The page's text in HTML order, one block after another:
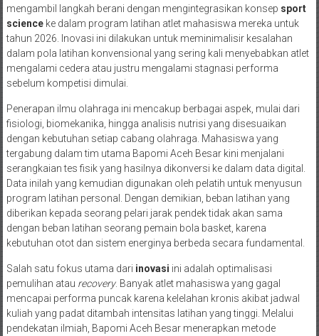
mengambil langkah berani dengan mengintegrasikan konsep sport
scienceke dalam program latihan atlet mahasiswa mereka untuk
tahun 2026. Inovasi ini dilakukan untuk meminimalisir kesalahan
dalam pola latihan konvensional yang sering kali menyebabkan atlet
mengalami cedera atau justru mengalami stagnasi performa
sebelum kompetisi dimulai.
Penerapan ilmu olahraga ini mencakup berbagai aspek, mulai dari
fisiologi, biomekanika, hingga analisis nutrisi yang disesuaikan
dengan kebutuhan setiap cabang olahraga. Mahasiswa yang
tergabung dalam tim utama Bapomi Aceh Besar kini menjalani
serangkaian tes fisik yang hasilnya dikonversi ke dalam data digital.
Data inilah yang kemudian digunakan oleh pelatih untuk menyusun
program latihan personal. Dengan demikian, beban latihan yang
diberikan kepada seorang pelari jarak pendek tidak akan sama
dengan beban latihan seorang pemain bola basket, karena
kebutuhan otot dan sistem energinya berbeda secara fundamental.
Salah satu fokus utama dari inovasi ini adalah optimalisasi
pemulihan atau recovery. Banyak atlet mahasiswa yang gagal
mencapai performa puncak karena kelelahan kronis akibat jadwal
kuliah yang padat ditambah intensitas latihan yang tinggi. Melalui
pendekatan ilmiah, Bapomi Aceh Besar menerapkan metode